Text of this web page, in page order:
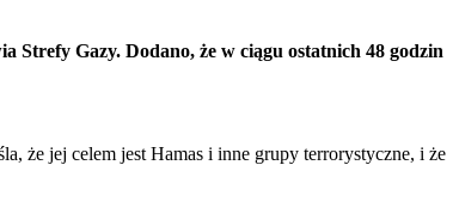
Strefy Gazy. Dodano, że w ciągu ostatnich 48 godzin
że jej celem jest Hamas i inne grupy terrorystyczne, i że